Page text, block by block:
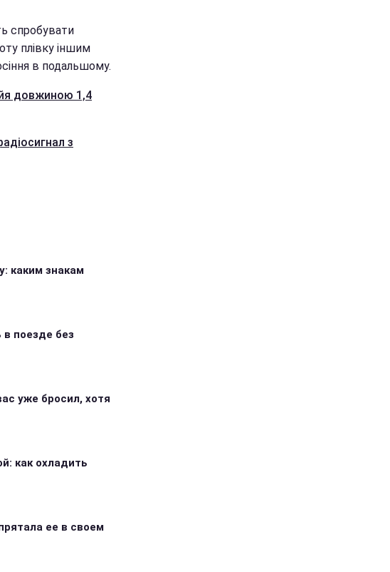
спробувати
плівку іншим
в подальшому.
довжиною 1,4
з
каким знакам
поезде без
уже бросил, хотя
как охладить
ее в своем